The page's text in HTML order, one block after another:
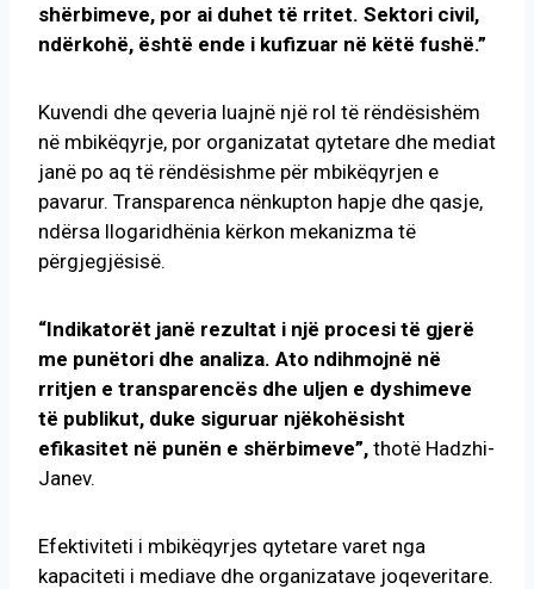
shërbimeve, por ai duhet të rritet. Sektori civil,
ndërkohë, është ende i kufizuar në këtë fushë.”
Kuvendi dhe qeveria luajnë një rol të rëndësishëm
në mbikëqyrje, por organizatat qytetare dhe mediat
janë po aq të rëndësishme për mbikëqyrjen e
pavarur. Transparenca nënkupton hapje dhe qasje,
ndërsa llogaridhënia kërkon mekanizma të
përgjegjësisë.
“Indikatorët janë rezultat i një procesi të gjerë
me punëtori dhe analiza. Ato ndihmojnë në
rritjen e transparencës dhe uljen e dyshimeve
të publikut, duke siguruar njëkohësisht
efikasitet në punën e shërbimeve”, thotë Hadzhi-
Janev.
Efektiviteti i mbikëqyrjes qytetare varet nga
kapaciteti i mediave dhe organizatave joqeveritare.